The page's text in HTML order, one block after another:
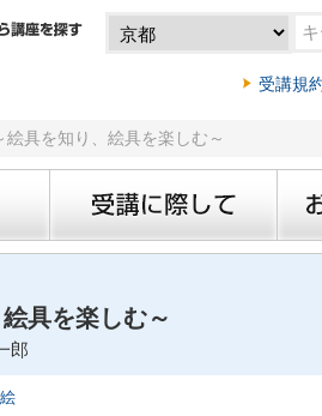
受講規
具を知り、絵具を楽しむ～
具を楽しむ～
郎